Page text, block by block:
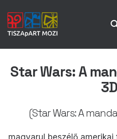
Star Wars: A
3D
(Star Wars: A
magyarul beszélő amerikai